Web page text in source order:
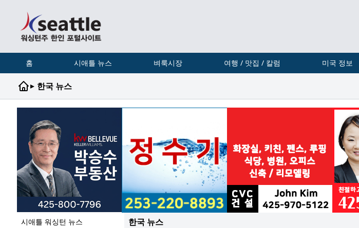
홈 시애틀 뉴스 벼룩시장 여행 / 맛집 / 칼럼 미국 정보
▸ 한국 뉴스
시애틀 워싱턴 뉴스
한국 뉴스